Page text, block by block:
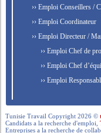
›› Emploi Conseillers /
›› Emploi Coordinateur
›› Emploi Directeur /
›› Emploi Chef de
›› Emploi Chef
›› Emploi
Tunisie Travail Copyright 2026 ©
Candidats a la recherche d'emploi,
Entreprises a la recherche de